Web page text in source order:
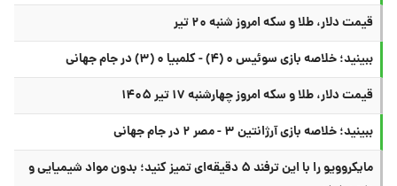
قیمت دلار، طلا و سکه امروز شنبه ۲۰ تیر
ببینید؛ خلاصه بازی سوئیس ۰ (۴) - کلمبیا ۰ (۳) در جام جهانی
قیمت دلار، طلا و سکه امروز چهارشنبه ۱۷ تیر ۱۴۰۵
ببینید؛ خلاصه بازی آرژانتین ۳ - مصر ۲ در جام جهانی
مایکروویو را با این ترفند ۵ دقیقه‌ای تمیز کنید؛ بدون مواد شیمیایی و